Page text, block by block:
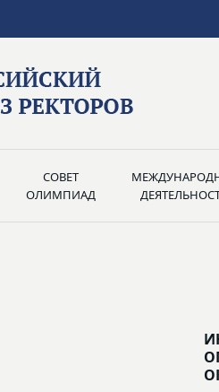
СОВЕТ
ОЛИМПИАД